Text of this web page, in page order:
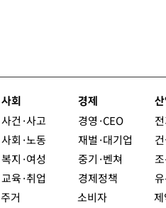
사회
사건·사고
사회·노동
복지·여성
교육·취업
주거
경제
경영·CEO
재벌·대기업
중기·벤쳐
경제정책
소비자